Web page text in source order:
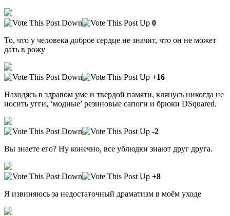
0
То, что у человека доброе сердце не значит, что он не может
дать в рожу
+16
Находясь в здравом уме и твердой памяти, клянусь никогда не
носить угги, ‘модные’ резиновые сапоги и брюки DSquared.
-2
Вы знаете его? Ну конечно, все ублюдки знают друг друга.
+8
Я извиняюсь за недостаточный драматизм в моём уходе